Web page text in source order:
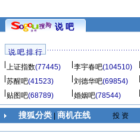
说 吧
说 吧 排 行
上证指数(77445) 李宇春吧(104510)
苏醒吧(41523) 刘德华吧(69854)
贴图吧(68789) 婚姻吧(78544)
搜狐分类| 商机在线 投 资